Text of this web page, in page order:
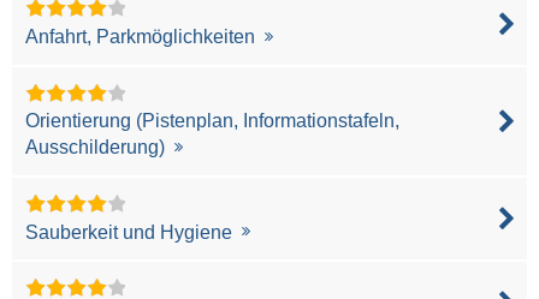
Anfahrt, Parkmöglichkeiten
Orientierung (Pistenplan, Informationstafeln,
Ausschilderung)
Sauberkeit und Hygiene